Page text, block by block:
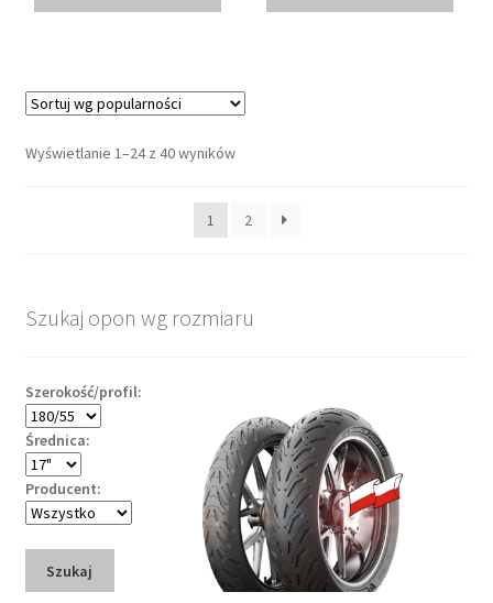
Wyświetlanie 1–24 z 40 wynikówPosortowane
1
2
Szukaj opon wg rozmiaru
Szerokość/profil:
Średnica:
Producent:
Szukaj